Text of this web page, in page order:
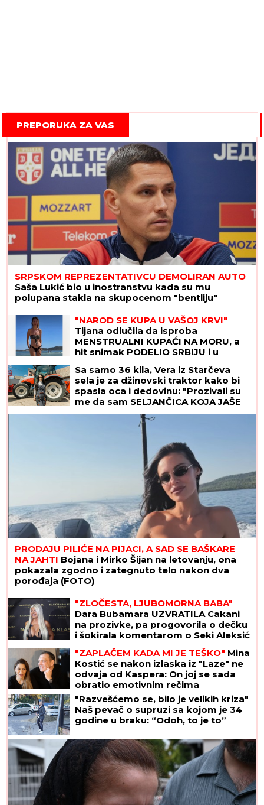
PREPORUKA ZA VAS
SRPSKOM REPREZENTATIVCU DEMOLIRAN AUTO
Saša Lukić bio u inostranstvu kada su mu
polupana stakla na skupocenom "bentliju"
"NAROD SE KUPA U VAŠOJ KRVI"
Tijana odlučila da isproba
MENSTRUALNI KUPAĆI NA MORU, a
hit snimak PODELIO SRBIJU i u
Sa samo 36 kila, Vera iz Starčeva
sela je za džinovski traktor kako bi
spasla oca i dedovinu: "Prozivali su
me da sam SELJANČICA KOJA JAŠE
SVINJE, a ja sam uspešnija od 60%
PRODAJU PILIĆE NA PIJACI, A SAD SE BAŠKARE
NA JAHTI Bojana i Mirko Šijan na letovanju, ona
pokazala zgodno i zategnuto telo nakon dva
porođaja (FOTO)
"ZLOČESTA, LJUBOMORNA BABA"
Dara Bubamara UZVRATILA Cakani
na prozivke, pa progovorila o dečku
i šokirala komentarom o Seki Aleksić
"ZAPLAČEM KADA MI JE TEŠKO" Mina
Kostić se nakon izlaska iz "Laze" ne
odvaja od Kaspera: On joj se sada
obratio emotivnim rečima
"Razvešćemo se, bilo je velikih kriza"
Naš pevač o supruzi sa kojom je 34
godine u braku: “Odoh, to je to”